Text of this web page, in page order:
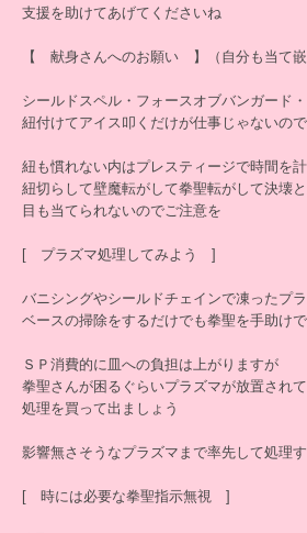
支援を助けてあげてくださいね
【 献身さんへのお願い 】（自分も当て嵌
シールドスペル・フォースオブバンガード
紐付けてアイス叩くだけが仕事じゃないの
紐も慣れない内はプレスティージで時間を
紐切らして壁魔転がして拳聖転がして決壊
目も当てられないのでご注意を
[ プラズマ処理してみよう ]
バニシングやシールドチェインで凍ったプ
ベースの掃除をするだけでも拳聖を手助け
ＳＰ消費的に皿への負担は上がりますが
拳聖さんが困るぐらいプラズマが放置され
処理を買って出ましょう
影響無さそうなプラズマまで率先して処理
[ 時には必要な拳聖指示無視 ]